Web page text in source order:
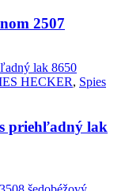
2507
HECKER, Spies
priehľadný lak